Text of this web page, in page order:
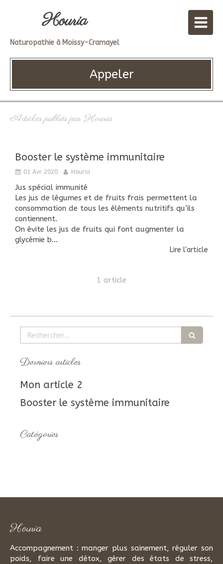
Houria
Naturopathie à Moissy-Cramayel
Appeler
Articles publiés par Houria
Booster le système immunitaire
01 Avr 2020 Houria
Jus spécial immunité
Les jus de légumes et de fruits frais permettent la
consommation de tous les éléments nutritifs qu’ils
contiennent.
On évite les jus de fruits qui font augmenter la
glycémie b...
Lire l'article
1 article
Rechercher
Derniers articles
Mon article 2
Booster le système immunitaire
Catégories
Houria
Accompagnement : manger plus sainement, réguler son
poids, faire une détox, gérer des états de stress,